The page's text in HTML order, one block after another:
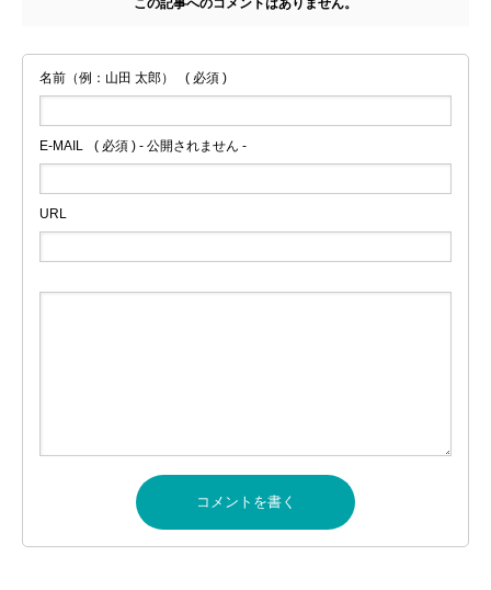
この記事へのコメントはありません。
名前（例：山田 太郎） ( 必須 )
E-MAIL ( 必須 ) - 公開されません -
URL